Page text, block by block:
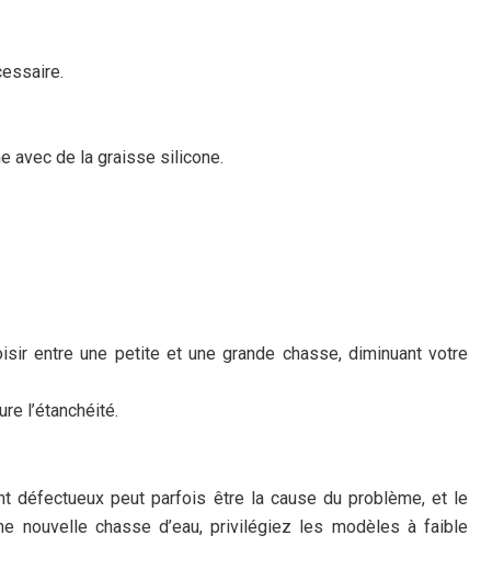
avec de la graisse silicone.
entre une petite et une grande chasse, diminuant votre
l’étanchéité.
défectueux peut parfois être la cause du problème, et le
nouvelle chasse d’eau, privilégiez les modèles à faible